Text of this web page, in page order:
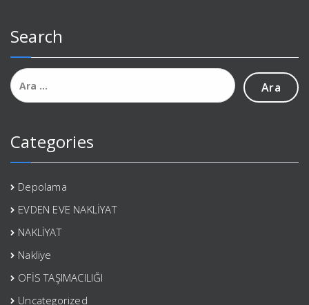
Search
Arama:
Categories
Depolama
EVDEN EVE NAKLİYAT
NAKLİYAT
Nakliye
OFİS TAŞIMACILIĞI
Uncategorized